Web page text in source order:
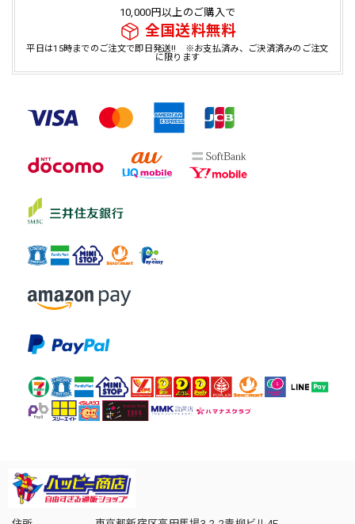
10,000円以上のご購入で
全国送料無料
平日は15時までのご注文で即日発送!! ※お支払済み、ご決済済みのご注文
に限ります